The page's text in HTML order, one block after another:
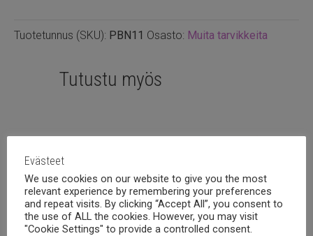
Tuotetunnus (SKU): PBN11 Osasto: Muita tarvikkeita
Tutustu myös
Evästeet
We use cookies on our website to give you the most
relevant experience by remembering your preferences
and repeat visits. By clicking “Accept All”, you consent to
the use of ALL the cookies. However, you may visit
"Cookie Settings" to provide a controlled consent.